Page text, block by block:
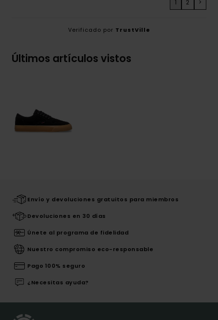
1 2 >
Verificado por TrustVille
Últimos artículos vistos
Envío y devoluciones gratuitos para miembros
Devoluciones en 30 días
Únete al programa de fidelidad
Nuestro compromiso eco-responsable
Pago 100% seguro
¿Necesitas ayuda?